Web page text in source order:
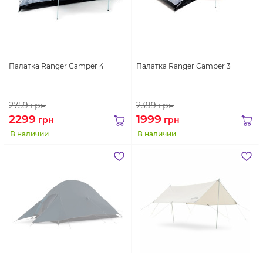
Палатка Ranger Сamper 4
2759грн
2299 грн
В наличии
Палатка Ranger Сamper 3
2399грн
1999 грн
В наличии